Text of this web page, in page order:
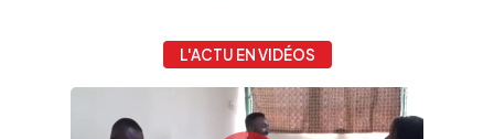
L'ACTU EN VIDÉOS